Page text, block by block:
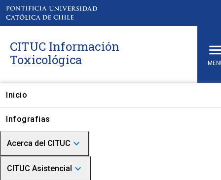
CITUC Información
Toxicológica
Inicio
Infografias
Acerca del CITUC keyboard_arrow_down
Quienes somos
CITUC Asistencial keyboard_arrow_down
Artículos Científicos